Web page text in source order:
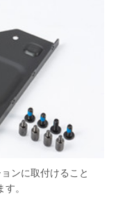
ンに取付けること
。